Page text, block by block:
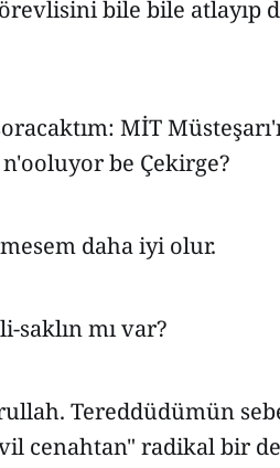
bile bile atlayıp
MİT
n'ooluyor be Çekirge?
daha iyi olur.
saklın mı var?
Tereddüdümün
cenahtan" radikal bir